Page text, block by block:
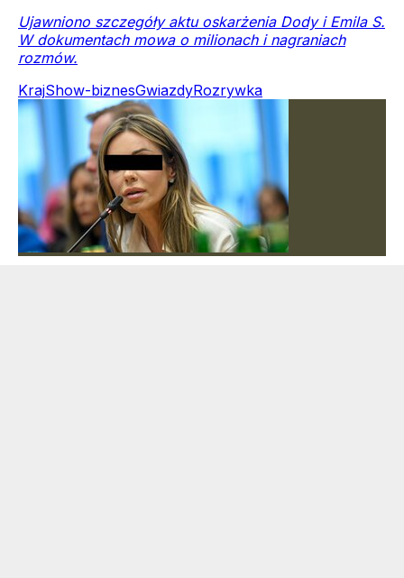
Ujawniono szczegóły aktu oskarżenia Dody i Emila S.
W dokumentach mowa o milionach i nagraniach
rozmów.
KrajShow-biznesGwiazdyRozrywka